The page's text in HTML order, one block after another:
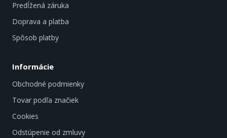
Predĺžená záruka
Doprava a platba
Spôsob platby
Informácie
Obchodné podmienky
Tovar podľa značiek
Cookies
Odstúpenie od zmluvy